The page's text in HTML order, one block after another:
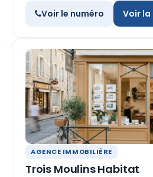
Voir le numéro Voir la
AGENCE IMMOBILIÈRE
Trois Moulins Habitat